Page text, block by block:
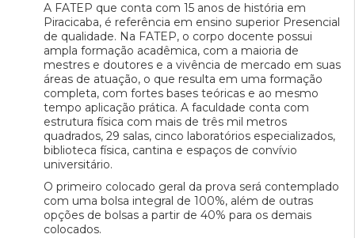
A FATEP que conta com 15 anos de história em
Piracicaba, é referência em ensino superior Presencial
de qualidade. Na FATEP, o corpo docente possui
ampla formação acadêmica, com a maioria de
mestres e doutores e a vivência de mercado em suas
áreas de atuação, o que resulta em uma formação
completa, com fortes bases teóricas e ao mesmo
tempo aplicação prática. A faculdade conta com
estrutura física com mais de três mil metros
quadrados, 29 salas, cinco laboratórios especializados,
biblioteca física, cantina e espaços de convívio
universitário.
O primeiro colocado geral da prova será contemplado
com uma bolsa integral de 100%, além de outras
opções de bolsas a partir de 40% para os demais
colocados.